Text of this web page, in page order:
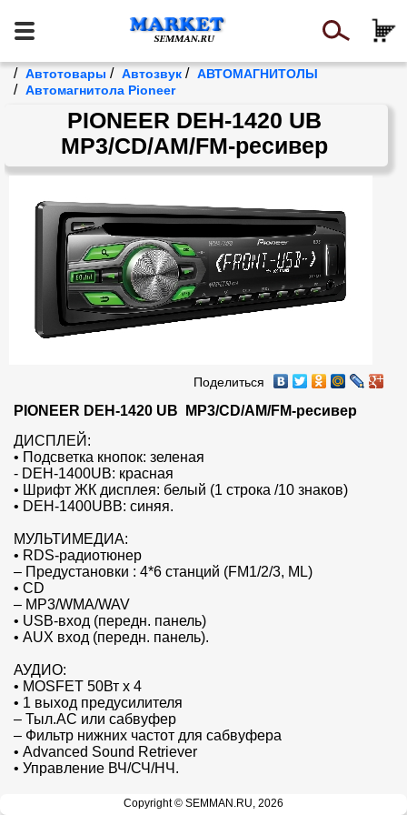
/ Автотовары / Автозвук / АВТОМАГНИТОЛЫ
/ Автомагнитола Pioneer
PIONEER DEH-1420 UB
MP3/CD/AM/FM-ресивер
Поделиться
PIONEER DEH-1420 UB  MP3/CD/AM/FM-ресивер
ДИСПЛЕЙ:
• Подсветка кнопок: зеленая
- DEH-1400UB: красная
• Шрифт ЖК дисплея: белый (1 строка /10 знаков)
• DEH-1400UBB: синяя.
МУЛЬТИМЕДИА:
• RDS-радиотюнер
– Предустановки : 4*6 станций (FM1/2/3, ML)
• CD
– MP3/WMA/WAV
• USB-вход (передн. панель)
• AUX вход (передн. панель).
АУДИО:
• MOSFET 50Вт x 4
• 1 выход предусилителя
– Тыл.АС или сабвуфер
– Фильтр нижних частот для сабвуфера
• Advanced Sound Retriever
• Управление ВЧ/СЧ/НЧ.
Copyright © SEMMAN.RU, 2026